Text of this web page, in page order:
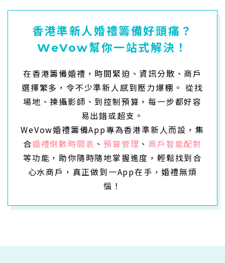
香港準新人婚禮籌備好頭痛？
WeVow幫你一站式解決！
在香港籌備婚禮，時間緊迫、資訊分散、商戶
選擇繁多，令不少準新人感到壓力爆棚。 從找
場地、揀攝影師、到控制預算，每一步都好容
易出錯或超支。
WeVow婚禮籌備App專為香港準新人而設，集
合婚禮倒數時間表 、預算管理 、 商戶智能配對
等功能，助你隨時隨地掌握進度，輕鬆找到合
心水商戶，真正做到一App在手，婚禮無煩
惱！